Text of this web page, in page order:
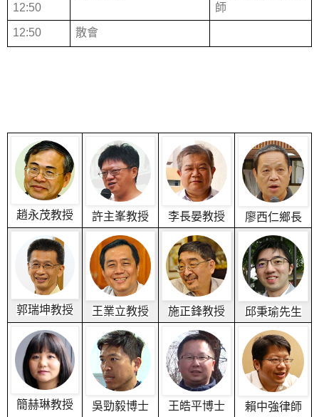
12:50
師
12:50 散會
趙永茂教授 許主峯教授 李長晏教授 廖西仁鄉長
郭瑞坤教授 王業立教授 施正鋒教授 邱秉瑜先生
簡赫琳教授 吳勁毅博士 王皓平博士 賴中強律師